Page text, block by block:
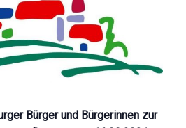
Bürger und Bürgerinnen zur